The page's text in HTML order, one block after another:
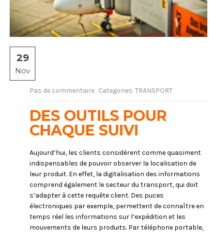
29
Nov
Pas de commentaire Categories: TRANSPORT
DES OUTILS POUR
CHAQUE SUIVI
Aujourd’hui, les clients considèrent comme quasiment
indispensables de pouvoir observer la localisation de
leur produit. En effet, la digitalisation des informations
comprend également le secteur du transport, qui doit
s’adapter à cette requête client. Des puces
électroniques par exemple, permettent de connaître en
temps réel les informations sur l’expédition et les
mouvements de leurs produits. Par téléphone portable,